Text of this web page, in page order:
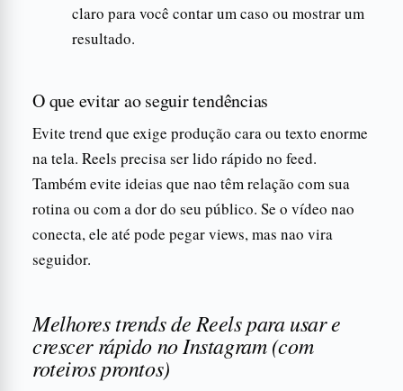
claro para você contar um caso ou mostrar um
resultado.
O que evitar ao seguir tendências
Evite trend que exige produção cara ou texto enorme
na tela. Reels precisa ser lido rápido no feed.
Também evite ideias que nao têm relação com sua
rotina ou com a dor do seu público. Se o vídeo nao
conecta, ele até pode pegar views, mas nao vira
seguidor.
Melhores trends de Reels para usar e
crescer rápido no Instagram (com
roteiros prontos)